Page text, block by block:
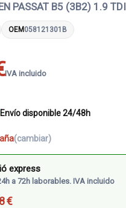
PASSAT B5 (3B2) 1.9 TDI
OEM058121301B
IVA incluido
Envío disponible 24/48h
(cambiar)
express
a 72h laborables. IVA incluido
€